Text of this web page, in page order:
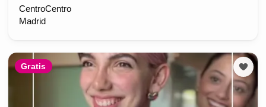
CentroCentro
Madrid
Gratis